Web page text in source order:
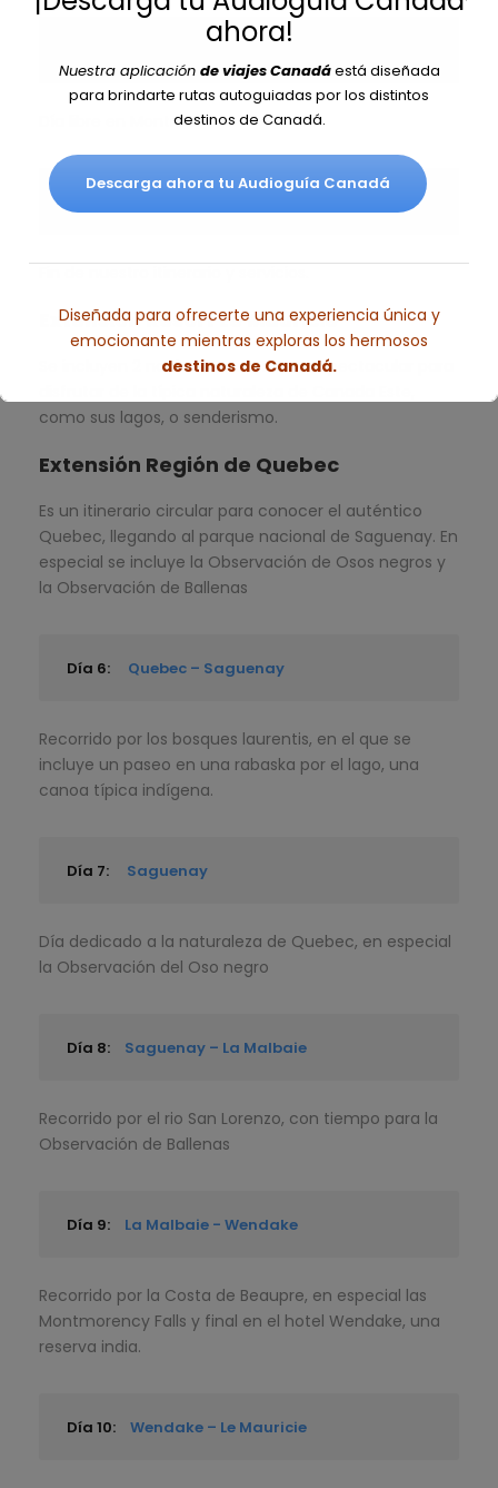
Día libre en Montreal
Extensión Resort Le Mauricie
Se incluyen 2 noches en un Resort espectacular para
como sus lagos, o senderismo.
Extensión Región de Quebec
Es un itinerario circular para conocer el auténtico
Quebec, llegando al parque nacional de Saguenay. En
especial se incluye la Observación de Osos negros y
la Observación de Ballenas
Día 6: Quebec – Saguenay
Recorrido por los bosques laurentis, en el que se
incluye un paseo en una rabaska por el lago, una
canoa típica indígena.
Día 7: Saguenay
Día dedicado a la naturaleza de Quebec, en especial
la Observación del Oso negro
Día 8: Saguenay – La Malbaie
Recorrido por el rio San Lorenzo, con tiempo para la
Observación de Ballenas
Día 9: La Malbaie - Wendake
Recorrido por la Costa de Beaupre, en especial las
Montmorency Falls y final en el hotel Wendake, una
reserva india.
Día 10: Wendake – Le Mauricie
ahora!
Nuestra aplicación de viajes Canadáestá diseñada
para brindarte rutas autoguiadas por los distintos
destinos de Canadá.
Descarga ahora tu Audioguía Canadá
Diseñada para ofrecerte una experiencia única y
emocionante mientras exploras los hermosos
destinos de Canadá.